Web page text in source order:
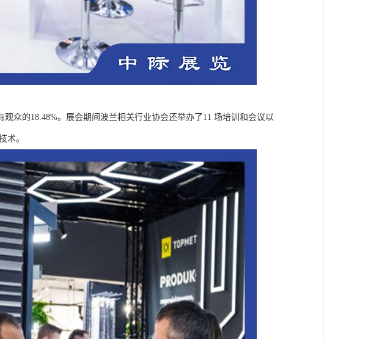
众的18.48%。展会期间波兰相关行业协会还举办了11 场培训和会议以
术。